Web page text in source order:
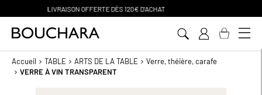
PAIEMENT EN 3 SANS FRAIS
Accueil TABLE ARTS DE LA TABLE
Verre, théière, carafe
VERRE À VIN TRANSPARENT